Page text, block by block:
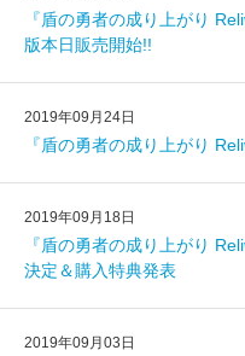
『盾の勇者の成り上がり
版本日販売開始!!
2019年09月24日
『盾の勇者の成り上がり
2019年09月18日
『盾の勇者の成り上がり
決定＆購入特典発表
2019年09月03日